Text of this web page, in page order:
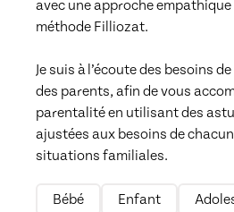
avec une approche
méthode Filliozat.
Je suis à l’écoute des besoins
des parents, afin de vous
parentalité en utilisant des
ajustées aux besoins de
situations familiales.
Bébé Enfant